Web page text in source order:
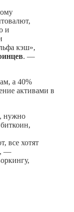
и
кэш»,
. —
а 40%
активами в
нужно
все хотят
—